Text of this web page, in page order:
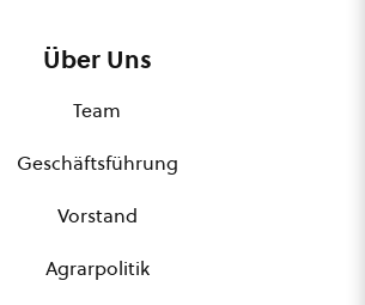
Über Uns
Team
Geschäftsführung
Vorstand
Agrarpolitik